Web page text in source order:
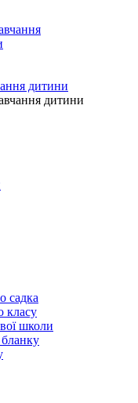
дитини
дитини
садка
класу
школи